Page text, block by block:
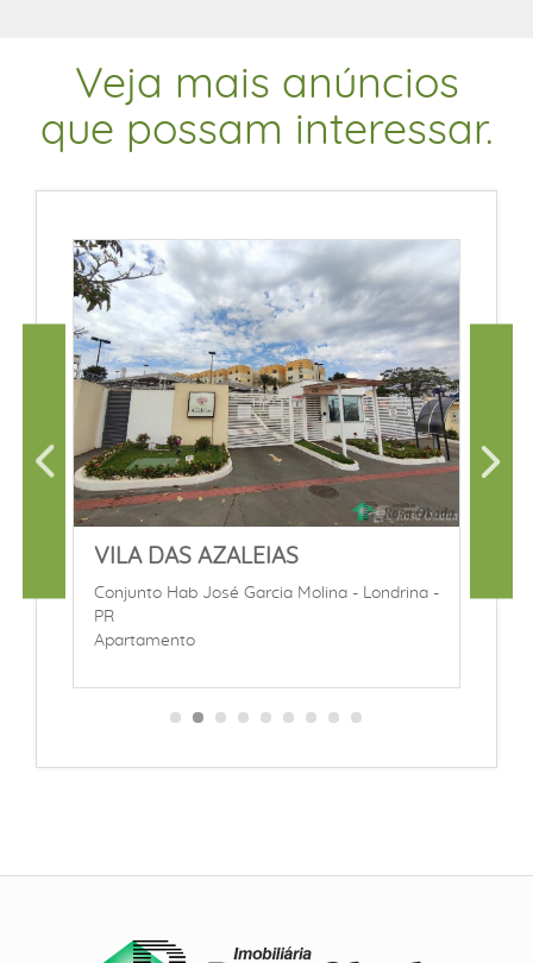
Veja mais anúncios
que possam interessar.
VILA DAS AZALEIAS
Conjunto Hab José Garcia Molina - Londrina -
PR
Apartamento